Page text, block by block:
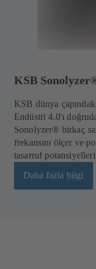
KSB
KSB dünya
Endüstri 4.0'ı
Sonolyzer® birkaç
frekansını ölçer ve
tasarruf
Daha fazla bilgi